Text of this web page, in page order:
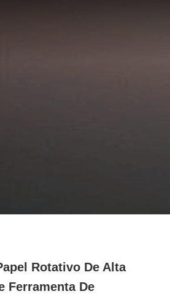
Rotativo De Alta
Ferramenta De